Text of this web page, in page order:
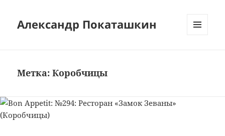
Александр Покаташкин
Метка:Коробчицы